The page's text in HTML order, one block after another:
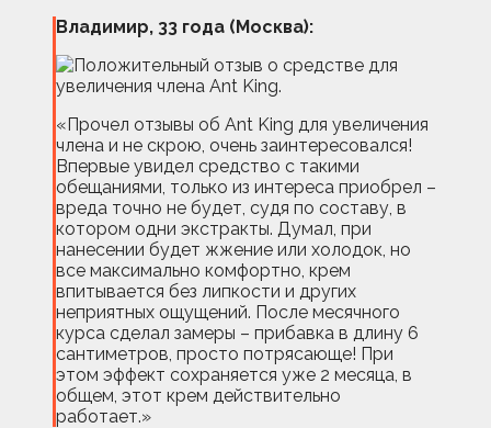
Владимир, 33 года (Москва):
«Прочел отзывы об Ant King для увеличения
члена и не скрою, очень заинтересовался!
Впервые увидел средство с такими
обещаниями, только из интереса приобрел –
вреда точно не будет, судя по составу, в
котором одни экстракты. Думал, при
нанесении будет жжение или холодок, но
все максимально комфортно, крем
впитывается без липкости и других
неприятных ощущений. После месячного
курса сделал замеры – прибавка в длину 6
сантиметров, просто потрясающе! При
этом эффект сохраняется уже 2 месяца, в
общем, этот крем действительно
работает.»